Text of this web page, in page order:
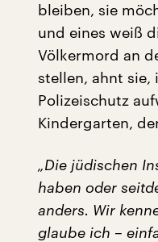
bleiben, sie
und eines weiß
Völkermord an
stellen, ahnt sie,
Polizeischutz
Kindergarten,
„Die jüdischen
haben oder
anders. Wir
glaube ich –